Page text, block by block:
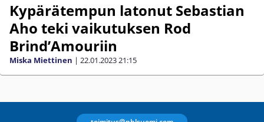
Kypärätempun latonut Sebastian
Aho teki vaikutuksen Rod
Brind’Amouriin
Miska Miettinen | 22.01.202321:15